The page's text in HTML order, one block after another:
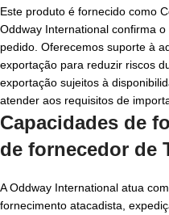
Este produto é fornecido como
Oddway International confirma
pedido. Oferecemos suporte à
exportação para reduzir riscos
exportação sujeitos à
atender aos requisitos de
Capacidades de
de fornecedor de
A Oddway International atua
fornecimento atacadista,